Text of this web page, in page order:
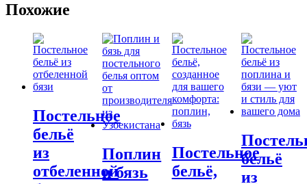
Похожие
Постельное
бельё
из
отбеленной
Поплин
и бязь
Постельное
бельё,
бельё
из